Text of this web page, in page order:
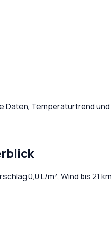
Daten, Temperaturtrend
0,0L/m², Wind bis21